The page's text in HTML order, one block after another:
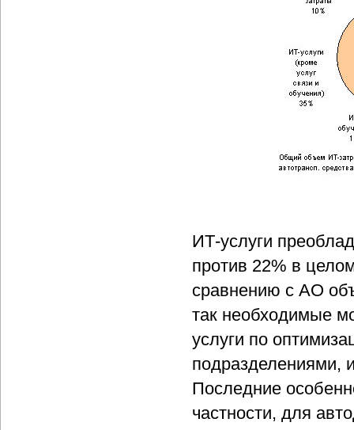
ИТ-услуги
против 22% в
сравнению с АО
так необходимые
услуги по
подразделениями,
Последние
частности, для